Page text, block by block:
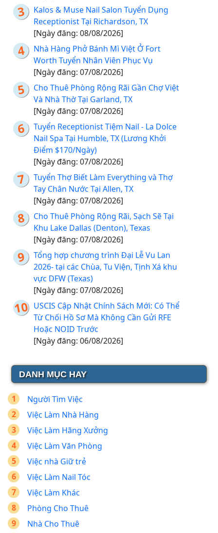
Kalos & Muse Nail Salon Tuyển Dụng
Receptionist Tại Richardson, TX
[Ngày đăng: 08/08/2026]
Nhà Hàng Phở Bánh Mì Việt Ở Fort
Worth Tuyển Nhân Viên Phục Vụ
[Ngày đăng: 07/08/2026]
Cho Thuê Phòng Rộng Rãi Gần Chợ Việt
Và Nhà Thờ Tại Garland, TX
[Ngày đăng: 07/08/2026]
Tuyển Receptionist Tiệm Nail - La Dolce
Nail Spa Tại Humble, TX (Lương Khởi
Điểm $170/Ngày)
[Ngày đăng: 07/08/2026]
Tuyển Thợ Biết Làm Everything và Thợ
Tay Chân Nước Tại Allen, TX
[Ngày đăng: 07/08/2026]
Cho Thuê Phòng Rộng Rãi, Sạch Sẽ Tại
Khu Lake Dallas (Denton), Texas
[Ngày đăng: 07/08/2026]
Tổng hợp chương trình Đại Lễ Vu Lan
2026- tại các Chùa, Tu Viện, Tịnh Xá khu
vực DFW (Texas)
[Ngày đăng: 07/08/2026]
USCIS Cập Nhật Chính Sách Mới: Có Thể
Từ Chối Hồ Sơ Mà Không Cần Gửi RFE
Hoặc NOID Trước
[Ngày đăng: 06/08/2026]
DANH MỤC HAY
Người Tìm Việc
Việc Làm Nhà Hàng
Việc Làm Hãng Xưởng
Việc Làm Văn Phòng
Việc nhà Giữ trẻ
Việc Làm Nail Tóc
Việc Làm Khác
Phòng Cho Thuê
Nhà Cho Thuê